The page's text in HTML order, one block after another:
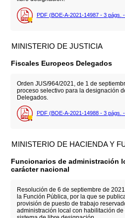
PDF (BOE-A-2021-14987 - 3 págs.
MINISTERIO DE JUSTICIA
Fiscales Europeos Delegados
Orden JUS/964/2021, de 1 de
proceso selectivo para la designación
Delegados.
PDF (BOE-A-2021-14988 - 3 págs.
MINISTERIO DE HACIENDA Y
Funcionarios de administración
carácter nacional
Resolución de 6 de septiembre de
la Función Pública, por la que se
provisión de puesto de trabajo
administración local con habilitación